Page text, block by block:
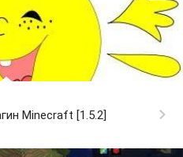
Minecraft [1.5.2]